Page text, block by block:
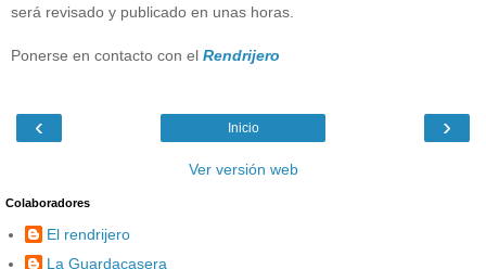
será revisado y publicado en unas horas.
Ponerse en contacto con el Rendrijero
‹ ›
Inicio
Ver versión web
Colaboradores
El rendrijero
La Guardacasera